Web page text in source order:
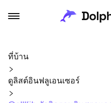
ที่บ้าน
ดูลิสต์อินฟลูเอนเซอร์